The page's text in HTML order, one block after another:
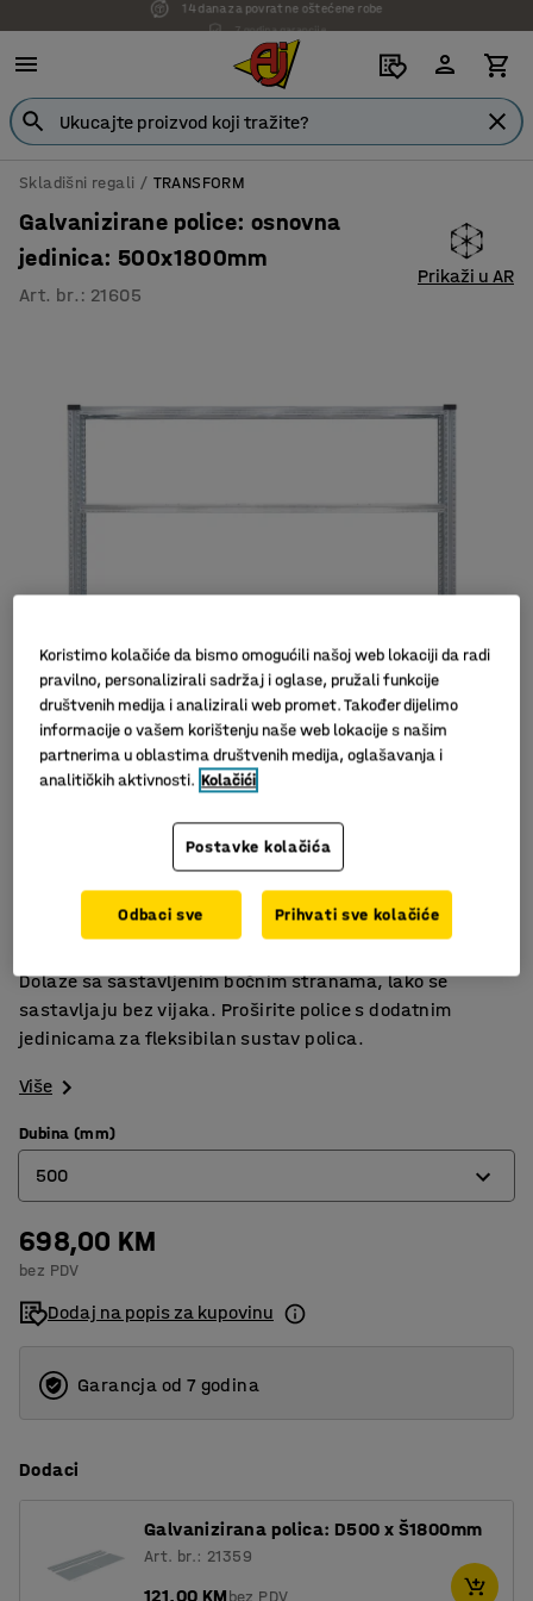
7 godina garancije
Skladišni regali TRANSFORM
Galvanizirane police: osnovna
jedinica: 500x1800mm
Art. br. : 21605
Prikaži u AR
Nisu potrebni vijci
Više opcija
Dolaze sa sastavljenim bočnim stranama, lako se
sastavljaju bez vijaka. Proširite police s dodatnim
jedinicama za fleksibilan sustav polica.
Više
Dubina (mm)
500
320
400
500
600
698,00 KM
bez PDV
Dodaj na popis za kupovinu
Garancja od 7 godina
Dodaci
Galvanizirana polica: D500 x Š1800mm
Art. br.: 21359
121,00 KMbez PDV
Koristimo kolačiće da bismo omogućili našoj web lokaciji da radi
pravilno, personalizirali sadržaj i oglase, pružali funkcije
društvenih medija i analizirali web promet. Također dijelimo
informacije o vašem korištenju naše web lokacije s našim
partnerima u oblastima društvenih medija, oglašavanja i
analitičkih aktivnosti. Kolačići
Postavke kolačića
Odbaci sve Prihvati sve kolačiće